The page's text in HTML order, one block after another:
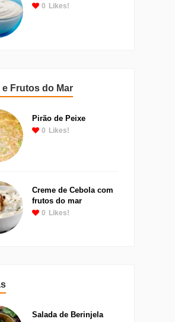
0 Likes!
e Frutos do Mar
Pirão de Peixe
0 Likes!
Creme de Cebola com
frutos do mar
0 Likes!
Salada de Berinjela